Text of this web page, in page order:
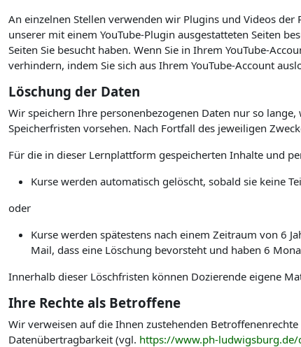
An einzelnen Stellen verwenden wir Plugins und Videos der
unserer mit einem YouTube-Plugin ausgestatteten Seiten
Seiten Sie besucht haben. Wenn Sie in Ihrem YouTube-
verhindern, indem Sie sich aus Ihrem YouTube-Account
Löschung der Daten
Wir speichern Ihre personenbezogenen Daten nur so
Speicherfristen vorsehen. Nach Fortfall des jeweiligen
Für die in dieser Lernplattform gespeicherten Inhalte und
Kurse werden automatisch gelöscht, sobald sie keine
oder
Kurse werden spätestens nach einem Zeitraum von 6
Mail, dass eine Löschung bevorsteht und haben 6
Innerhalb dieser Löschfristen können Dozierende eigene
Ihre Rechte als Betroffene
Wir verweisen auf die Ihnen zustehenden
Datenübertragbarkeit (vgl. https://www.ph-